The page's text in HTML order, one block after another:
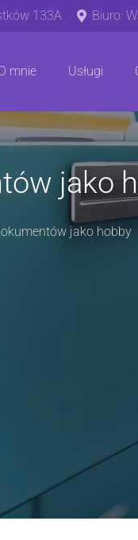
133A Biuro:
mnie Usługi
jako
jako hobby